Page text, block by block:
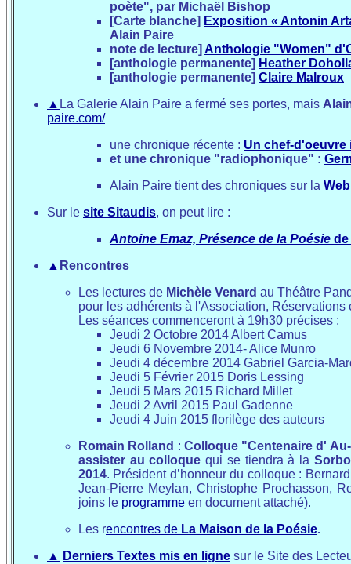
poète", par Michaël Bishop
[Carte blanche] Exposition « Antonin
Alain Paire
note de lecture] Anthologie "Women"
[anthologie permanente] Heather
[anthologie permanente] Claire Malroux
▲ La Galerie Alain Paire a fermé ses portes, mais
paire.com/
une chronique récente : Un chef-
et une chronique "radiophonique" :
Alain Paire tient des chroniques sur la
Sur le site Sitaudis, on peut lire :
Antoine Emaz, Présence de la Poésie de
▲ Rencontres
Les lectures de Michèle Venard au Théâtre
pour les adhérents à l'Association,
Les séances commenceront à 19h30 précises :
Jeudi 2 Octobre 2014 Albert Camus
Jeudi 6 Novembre 2014- Alice Munro
Jeudi 4 décembre 2014 Gabriel Garcia-
Jeudi 5 Février 2015 Doris Lessing
Jeudi 5 Mars 2015 Richard Millet
Jeudi 2 Avril 2015 Paul Gadenne
Jeudi 4 Juin 2015 florilège des auteurs
Romain Rolland : Colloque "Centenaire d'
assister au colloque qui se tiendra à la
2014. Président d’honneur du colloque :
Jean-Pierre Meylan, Christophe Prochasson,
joins le programme en document attaché).
Les rencontres de La Maison de la Poésie.
▲
Derniers Textes mis en ligne sur le Site des